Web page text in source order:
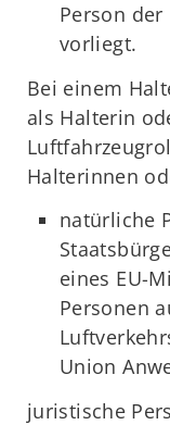
Person
vorliegt.
Bei einem
als Halterin
Halterinnen
natürliche
eines EU-
Personen
Union
juristische